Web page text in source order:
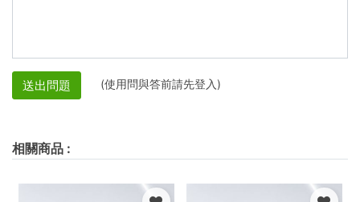
送出問題 (使用問與答前請先登入)
相關商品 :